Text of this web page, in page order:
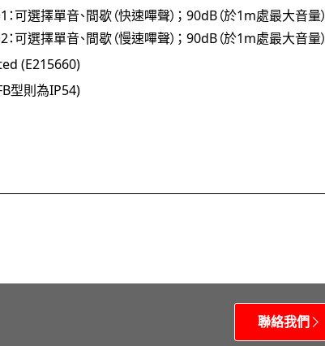
可選擇單音、間歇（快速嗶聲）； 90dB（於1m處最大音量）
可選擇單音、間歇（慢速嗶聲）； 90dB（於1m處最大音量）
(E215660)
型則為IP54)
聯絡我們